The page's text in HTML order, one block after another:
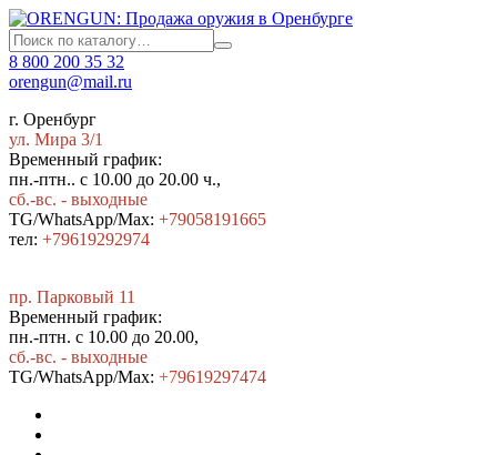
8 800 200 35 32
orengun@mail.ru
г. Оренбург
ул. Мира 3/1
Временный график:
пн.-птн.. с 10.00 до 20.00 ч.,
сб.-вс. - выходные
TG/WhatsApp/Max: +79058191665
тел: +79619292974
пр. Парковый 11
Временный график:
пн.-птн. с 10.00 до 20.00,
сб.-вс. - выходные
TG/WhatsApp/Max: +79619297474